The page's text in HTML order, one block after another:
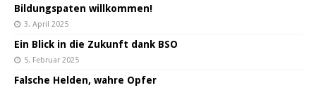
Bildungspaten willkommen!
3. April 2025
Ein Blick in die Zukunft dank BSO
5. Februar 2025
Falsche Helden, wahre Opfer